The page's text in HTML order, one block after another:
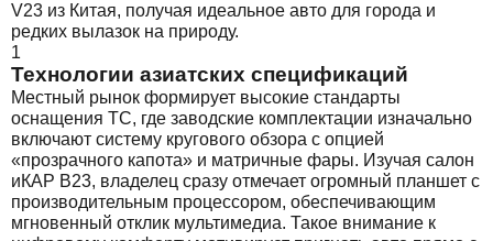
V23 из Китая, получая идеальное авто для города и
редких вылазок на природу.
1
Технологии азиатских спецификаций
Местный рынок формирует высокие стандарты
оснащения ТС, где заводские комплектации изначально
включают систему кругового обзора с опцией
«прозрачного капота» и матричные фары. Изучая салон
иКАР В23, владелец сразу отмечает огромный планшет с
производительным процессором, обеспечивающим
мгновенный отклик мультимедиа. Такое внимание к